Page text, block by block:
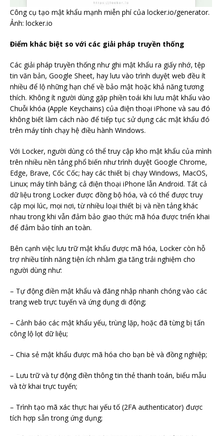
Công cụ tạo mật khẩu mạnh miễn phí của locker.io/generator.
Ảnh: locker.io
Điểm khác biệt so với các giải pháp truyền thống
Các giải pháp truyền thống như ghi mật khẩu ra giấy nhớ, tệp
tin văn bản, Google Sheet, hay lưu vào trình duyệt web đều ít
nhiều để lộ những hạn chế về bảo mật hoặc khả năng tương
thích. Không ít người dùng gặp phiền toái khi lưu mật khẩu vào
Chuỗi khóa (Apple Keychains) của điện thoại iPhone và sau đó
không biết làm cách nào để tiếp tục sử dụng các mật khẩu đó
trên máy tính chạy hệ điều hành Windows.
Với Locker, người dùng có thể truy cập kho mật khẩu của mình
trên nhiều nền tảng phổ biến như trình duyệt Google Chrome,
Edge, Brave, Cốc Cốc; hay các thiết bị chạy Windows, MacOS,
Linux; máy tính bảng; cả điện thoại iPhone lẫn Android. Tất cả
dữ liệu trong Locker được đồng bộ hóa, và có thể được truy
cập mọi lúc, mọi nơi, từ nhiều loại thiết bị và nền tảng khác
nhau trong khi vẫn đảm bảo giao thức mã hóa được triển khai
để đảm bảo tính an toàn.
Bên cạnh việc lưu trữ mật khẩu được mã hóa, Locker còn hỗ
trợ nhiều tính năng tiện ích nhằm gia tăng trải nghiệm cho
người dùng như:
– Tự động điền mật khẩu và đăng nhập nhanh chóng vào các
trang web trực tuyến và ứng dụng di động;
– Cảnh báo các mật khẩu yếu, trùng lặp, hoặc đã từng bị tấn
công lộ lọt dữ liệu;
– Chia sẻ mật khẩu được mã hóa cho bạn bè và đồng nghiệp;
– Lưu trữ và tự động điền thông tin thẻ thanh toán, biểu mẫu
và tờ khai trực tuyến;
– Trình tạo mã xác thực hai yếu tố (2FA authenticator) được
tích hợp sẵn trong ứng dụng;